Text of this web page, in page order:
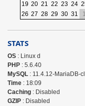
19 20 21 22 23 24
26 27 28 29 30 31 1
STATS
OS: Linux d
PHP: 5.6.40
MySQL: 11.4.12-MariaDB-
Time: 18:09
Caching: Disabled
GZIP: Disabled